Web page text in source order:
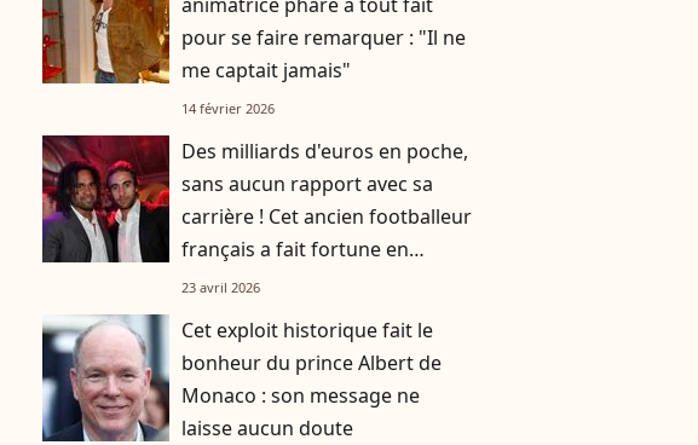
pour se faire remarquer : "Il ne
me captait jamais"
14 février 2026
Des milliards d'euros en poche,
sans aucun rapport avec sa
carrière ! Cet ancien footballeur
français a fait fortune en
biochimie
23 avril 2026
Cet exploit historique fait le
bonheur du prince Albert de
Monaco : son message ne
laisse aucun doute